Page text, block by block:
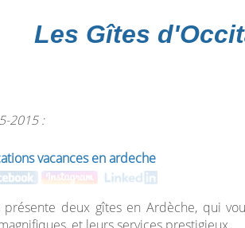
Les Gîtes
2015 :
vacances en ardeche
présente deux gîtes en Ardèche, qui